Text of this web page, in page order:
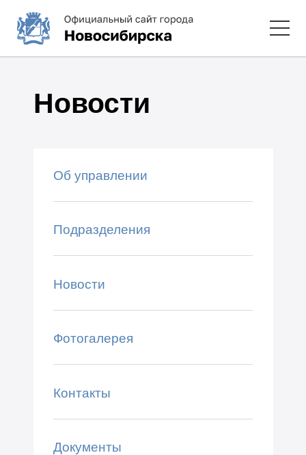
Новости
Об управлении
Подразделения
Новости
Фотогалерея
Контакты
Документы